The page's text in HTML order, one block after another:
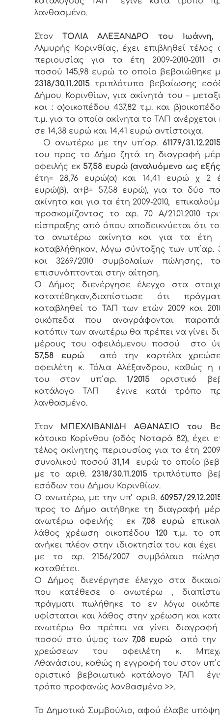
λανθασμένο.
Στον ΤΟΛΙΑ ΑΛΕΞΑΝΔΡΟ του
Αλμυρής Κορινθίας, έχει επιβληθεί τέλος
περιουσίας για τα έτη 2009-2010-2011
ποσού 145,98 ευρώ το οποίο βεβαιώθηκε
2318/30.11.2015τριπλότυπο βεβαίωσης
Δήμου Κορινθίων, για ακίνητά του –
και : α)οικοπέδου 437,82 τ.μ. και
τ.μ. για τα οποία ακίνητα το ΤΑΠ ανέρχεται
σε 14,38 ευρώ και 14,41 ευρώ αντίστοιχα.
Ο ανωτέρω με την υπ΄αρ. 61179/
του προς το Δήμο ζητά τη διαγραφή
οφειλής εκ 57,58 ευρώ (αναλυόμενο ως
έτη= 28,76 ευρώ(α) και 14,41 ευρώ χ 2
ευρώ(β), α+β= 57,58 ευρώ), για τα δύο
ακίνητα και για τα έτη 2009-2010,
προσκομίζοντας το αρ. 70 Α/21.01.2010
είσπραξης από όπου αποδεικνύεται ότι
τα ανωτέρω ακίνητα και για τα έτη
καταβλήθηκαν, λόγω σύνταξης των υπ΄αρ.
και 3269/2010 συμβολαίων πώλησης,
επισυνάπτονται στην αίτηση.
Ο Δήμος διενέργησε έλεγχο στα
κατατέθηκαν,διαπίστωσε ότι
καταβληθεί το ΤΑΠ των ετών 2009 και
οικόπεδα που αναγράφονται
κατόπιν των ανωτέρω θα πρέπει να γίνει
μέρους του οφειλόμενου ποσού στο
57,58 ευρώ
από την καρτέλα
οφειλέτη κ. Τόλια Αλέξανδρου, καθώς η
του στον υπ΄αρ. 1/2015 οριστικό
κατάλογο ΤΑΠ έγινε κατά τρόπο
λανθασμένο.
Στον ΜΠΕΧΛΙΒΑΝΙΔΗ ΑΘΑΝΑΣΙΟ του
κάτοικο Κορίνθου (οδός Νοταρά 82), έχει
τέλος ακίνητης περιουσίας για τα έτη 2009-
συνολικού ποσού 31,14
ευρώ το οποίο
με το αριθ. 2318/30.11.2015 τριπλότυπο
εσόδων του Δήμου Κορινθίων.
Ο ανωτέρω, με την υπ’ αριθ. 60957/
προς το Δήμο αιτήθηκε τη διαγραφή
ανωτέρω οφειλής εκ7,08 ευρώ
λάθος χρέωση οικοπέδου120 τ.μ. το
ανήκει πλέον στην ιδιοκτησία του και
με το αρ. 2156/2007 συμβόλαιο
καταθέτει.
Ο Δήμος διενέργησε έλεγχο στα
που κατέθεσε ο ανωτέρω ,
πράγματι πωλήθηκε το εν λόγω
υφίσταται και λάθος στην χρέωση και
ανωτέρω θα πρέπει να γίνει
ποσού στο ύψος των7,08 ευρώ από την
χρεώσεων του οφειλέτη κ.
Αθανάσιου, καθώς η εγγραφή του στον
οριστικό βεβαιωτικό κατάλογο ΤΑΠ
τρόπο προφανώς λανθασμένο >>.
Το Δημοτικό Συμβούλιο, αφού έλαβε